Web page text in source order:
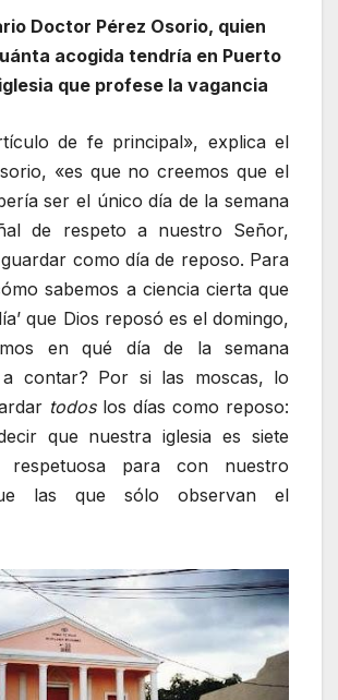
Doctor Pérez Osorio, quien
acogida tendría en Puerto
que profese la vagancia
de fe principal», explica el
«es que no creemos que el
ser el único día de la semana
de respeto a nuestro Señor,
como día de reposo. Para
sabemos a ciencia cierta que
que Dios reposó es el domingo,
en qué día de la semana
a contar? Por si las moscas, lo
todoslos días como reposo:
que nuestra iglesia es siete
respetuosa para con nuestro
las que sólo observan el